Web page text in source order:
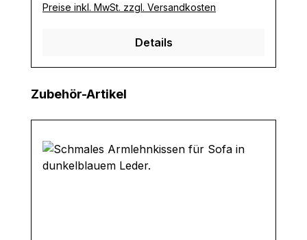
Preise inkl. MwSt. zzgl. Versandkosten
Details
Produktgalerie überspringen
Zubehör-Artikel